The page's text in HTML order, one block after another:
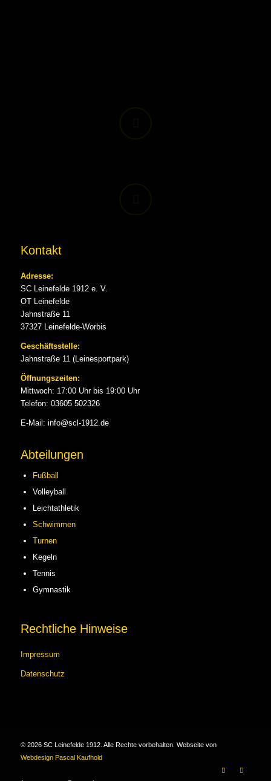
Kontakt
Adresse:
SC Leinefelde 1912 e. V.
OT Leinefelde
Jahnstraße 11
37327 Leinefelde-Worbis
Geschäftsstelle:
Jahnstraße 11 (Leinesportpark)
Öffnungszeiten:
Mittwoch: 17:00 Uhr bis 19:00 Uhr
Telefon: 03605 502326
E-Mail: info@scl-1912.de
Abteilungen
Fußball
Volleyball
Leichtathletik
Schwimmen
Turnen
Kegeln
Tennis
Gymnastik
Rechtliche Hinweise
Impressum
Datenschutz
© 2026SC Leinefelde 1912. Alle Rechte vorbehalten. Webseite von
Webdesign Pascal Kaufhold